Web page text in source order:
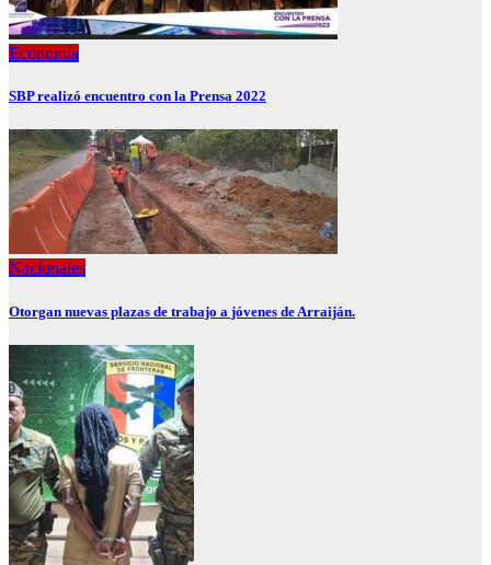
Economía
SBP realizó encuentro con la Prensa 2022
Nacionales
Otorgan nuevas plazas de trabajo a jóvenes de Arraiján.